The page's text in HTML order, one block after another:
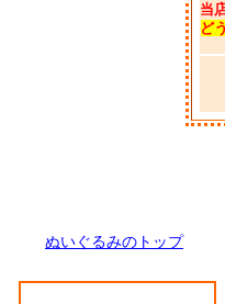
当
ど
ぬいぐるみのトップ